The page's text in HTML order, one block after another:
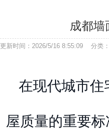
成都墙
更新时间：2026/5/16 8:55:09 分
在现代城市住
屋质量的重要